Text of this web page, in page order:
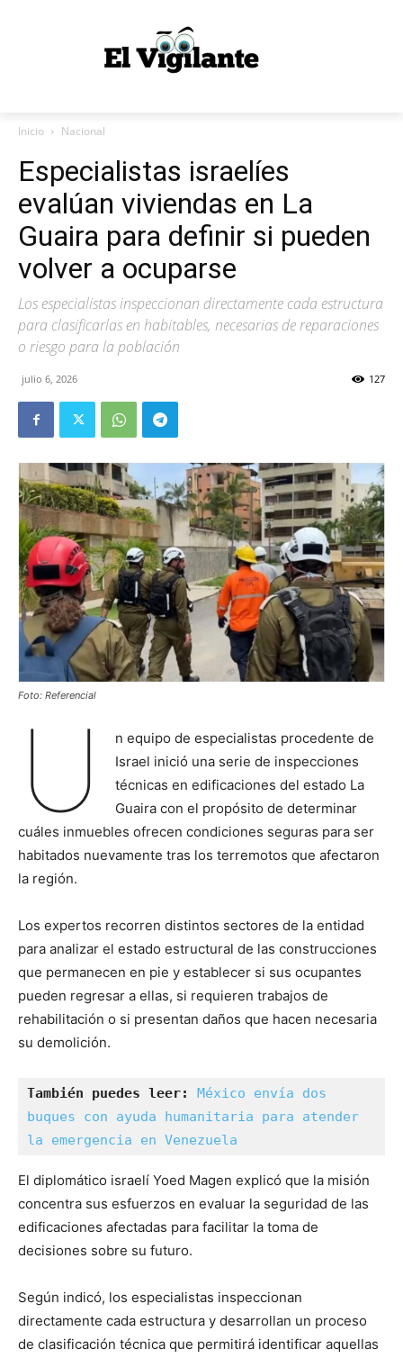
Inicio Nacional
Especialistas israelíes
evalúan viviendas en La
Guaira para definir si pueden
volver a ocuparse
Los especialistas inspeccionan directamente cada estructura
para clasificarlas en habitables, necesarias de reparaciones
o riesgo para la población
julio 6, 2026 127
Foto: Referencial
U
n equipo de especialistas procedente de
Israel inició una serie de inspecciones
técnicas en edificaciones del estado La
Guaira con el propósito de determinar
cuáles inmuebles ofrecen condiciones seguras para ser
habitados nuevamente tras los terremotos que afectaron
la región.
Los expertos recorren distintos sectores de la entidad
para analizar el estado estructural de las construcciones
que permanecen en pie y establecer si sus ocupantes
pueden regresar a ellas, si requieren trabajos de
rehabilitación o si presentan daños que hacen necesaria
su demolición.
También puedes leer:
México envía dos
buques con ayuda humanitaria para atender
la emergencia en Venezuela
El diplomático israelí Yoed Magen explicó que la misión
concentra sus esfuerzos en evaluar la seguridad de las
edificaciones afectadas para facilitar la toma de
decisiones sobre su futuro.
Según indicó, los especialistas inspeccionan
directamente cada estructura y desarrollan un proceso
de clasificación técnica que permitirá identificar aquellas